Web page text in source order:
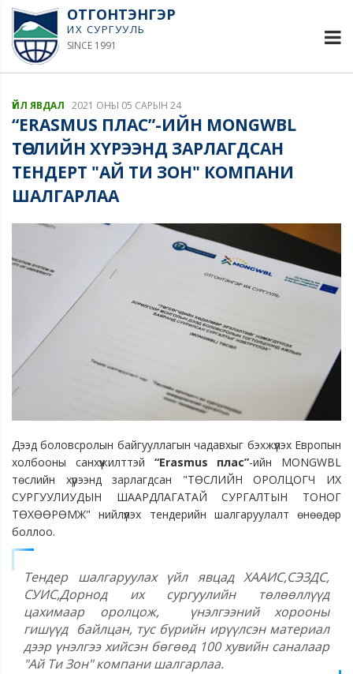
ОТГОНТЭНГЭР
ИХ СУРГУУЛЬ
SINCE 1991
ҮЙЛ ЯВДАЛ 2021 ОНЫ 05 САРЫН 24
“ERASMUS ПЛАС”-ИЙН MONGWBL
ТӨСЛИЙН ХҮРЭЭНД ЗАРЛАГДСАН
ТЕНДЕРТ "АЙ ТИ ЗОН" КОМПАНИ
ШАЛГАРЛАА
Дээд боловсролын байгууллагын чадавхыг бэхжүүлэх Европын
холбооны санхүүжилттэй “Erasmus плас”-ийн MONGWBL
төслийн хүрээнд зарлагдсан "ТӨСЛИЙН ОРОЛЦОГЧ ИХ
СУРГУУЛИУДЫН ШААРДЛАГАТАЙ СУРГАЛТЫН ТОНОГ
ТӨХӨӨРӨМЖ" нийлүүлэх тендерийн шалгаруулалт өнөөдөр
боллоо.
Тендер шалгаруулах үйл явцад ХААИС,СЭЗДС,
СУИС,Дорнод их сургуулийн төлөөллүүд
цахимаар оролцож,
үнэлгээний хорооны
гишүүдбайлцан, тус бүрийн ирүүлсэн материал
дээр үнэлгээ хийсэн бөгөөд 100 хувийн саналаар
"Ай Ти Зон" компани шалгарлаа.